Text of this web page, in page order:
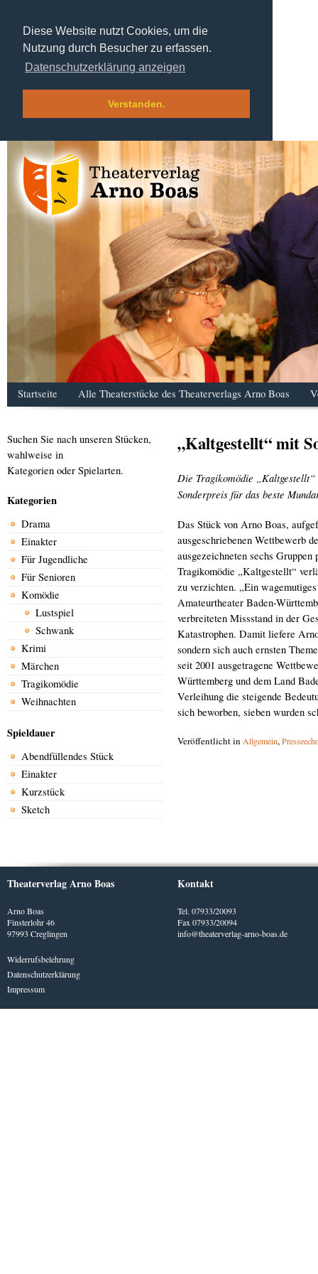
Diese Website nutzt Cookies, um die
Nutzung durch Besucher zu erfassen.
Datenschutzerklärung anzeigen
Verstanden.
Startseite Alle Theaterstücke des Theaterverlags Arno Boas
Suchen Sie nach unseren Stücken,
wahlweise in
Kategorien oder Spielarten.
Kategorien
Drama
Einakter
Für Jugendliche
Für Senioren
Komödie
Lustspiel
Schwank
Krimi
Märchen
Tragikomödie
Weihnachten
Spieldauer
Abendfüllendes Stück
Einakter
Kurzstück
Sketch
„Kaltgestellt“ mit
Die Tragikomödie
Sonderpreis für das beste
Das Stück von Arno Boas,
ausgeschriebenen Wettbewerb
ausgezeichneten sechs
Tragikomödie „Kaltgestellt“
zu verzichten. „Ein
Amateurtheater Baden-
verbreiteten Missstand in der
Katastrophen. Damit liefere
sondern sich auch ernsten
seit 2001 ausgetragene
Württemberg und dem Land
Verleihung die steigende
sich beworben, sieben wurden
Veröffentlicht in Allgemein,
Theaterverlag Arno Boas
Arno Boas
Finsterlohr 46
97993 Creglingen
Widerrufsbelehrung
Datenschutzerklärung
Impressum
Kontakt
Tel. 07933/20093
Fax 07933/20094
info@theaterverlag-arno-boas.de